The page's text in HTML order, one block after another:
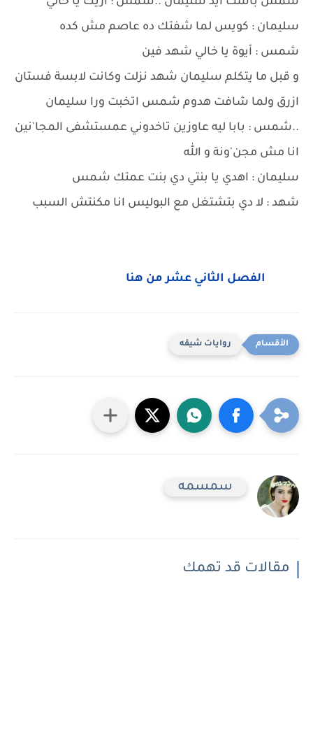
سليمان : كويس لما شفتك ده عاصم مش كده
شمس : أيوة يا خالي شهد فين
و قبل ما يتكلم سليمان شهد نزلت وكانت لابسة فستان
ازرق ولما شافت هدوم شمس اتخبت ورا سليمان
..شمس : بابا ليه عاوزين تاخدوني عمستشفى المجا'نين
انا مش مجن'ونة و الله
سليمان : اهدي يا بنتي دي بنت عمتك شمس
شهد : لا دي بتشتغل مع البوليس انا مكنتش السبب
الفصل الثاني عشر من هنا
روايات شيقه
سمسمه
مقالات قد تهمك